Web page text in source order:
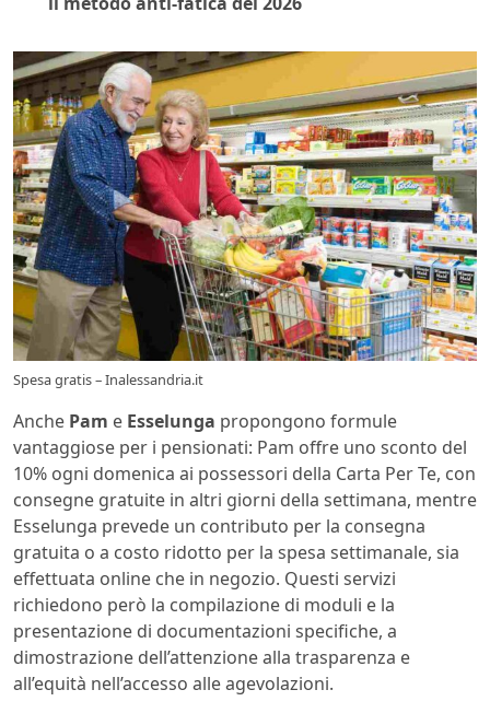
Spesa gratis – Inalessandria.it
Anche Pam e Esselunga propongono formule
vantaggiose per i pensionati: Pam offre uno sconto del
10% ogni domenica ai possessori della Carta Per Te, con
consegne gratuite in altri giorni della settimana, mentre
Esselunga prevede un contributo per la consegna
gratuita o a costo ridotto per la spesa settimanale, sia
effettuata online che in negozio. Questi servizi
richiedono però la compilazione di moduli e la
presentazione di documentazioni specifiche, a
dimostrazione dell’attenzione alla trasparenza e
all’equità nell’accesso alle agevolazioni.